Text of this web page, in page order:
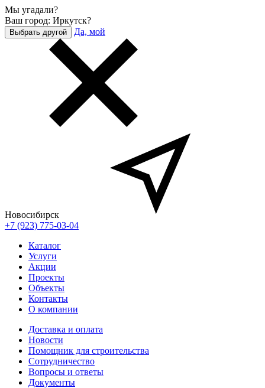
Мы угадали?
Ваш город: Иркутск?
Выбрать другой Да, мой
Новосибирск
+7 (923) 775-03-04
Каталог
Услуги
Акции
Проекты
Объекты
Контакты
О компании
Доставка и оплата
Новости
Помощник для строительства
Сотрудничество
Вопросы и ответы
Документы